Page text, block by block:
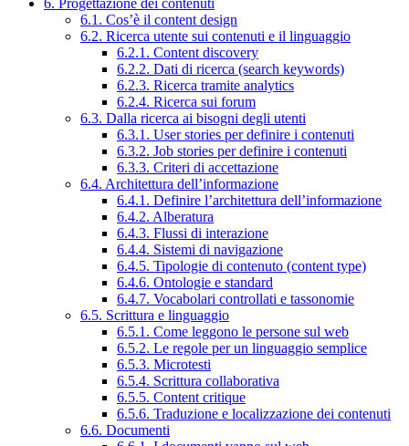
6. Progettazione dei contenuti
6.1. Cos’è il content design
6.2. Ricerca utente sui contenuti e il linguaggio
6.2.1. Content discovery
6.2.2. Dati di ricerca (search keywords)
6.2.3. Ricerca tramite analytics
6.2.4. Ricerca sui forum
6.3. Dalla ricerca ai bisogni degli utenti
6.3.1. User stories per definire i contenuti
6.3.2. Job stories per definire i contenuti
6.3.3. Criteri di accettazione
6.4. Architettura dell’informazione
6.4.1. Definire l’architettura dell’informazione
6.4.2. Alberatura
6.4.3. Flussi di interazione
6.4.4. Sistemi di navigazione
6.4.5. Tipologie di contenuto (content type)
6.4.6. Ontologie e standard
6.4.7. Vocabolari controllati e tassonomie
6.5. Scrittura e linguaggio
6.5.1. Come leggono le persone sul web
6.5.2. Le regole per un linguaggio semplice
6.5.3. Microtesti
6.5.4. Scrittura collaborativa
6.5.5. Content critique
6.5.6. Traduzione e localizzazione dei contenuti
6.6. Documenti